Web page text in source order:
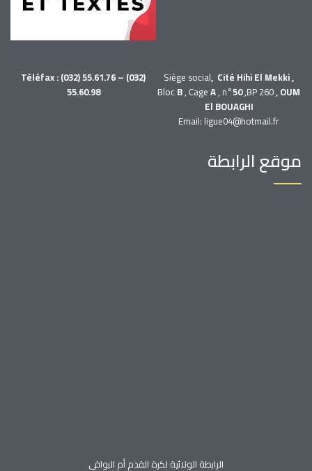
Siège social, Cité Hihi El Mekki ,
BlocB, CageA, n°50,BP 260, OUM
El BOUAGHI
Téléfax : (032) 55.61.76 – (032)
55.60.98
Email: ligue04@hotmail.fr
موقع الرابطة
الرابطة الولائية لكرة القدم أم البواقي